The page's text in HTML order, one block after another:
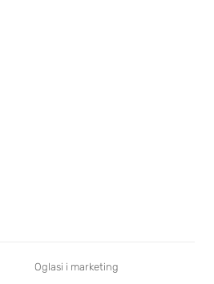
Oglasi i marketing